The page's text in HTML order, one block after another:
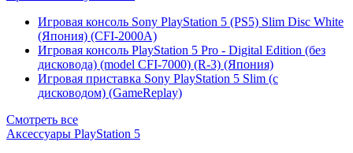
Игровая консоль Sony PlayStation 5 (PS5) Slim Disc White
(Япония) (CFI-2000A)
Игровая консоль PlayStation 5 Pro - Digital Edition (без
дисковода) (model CFI-7000) (R-3) (Япония)
Игровая приставка Sony PlayStation 5 Slim (с
дисководом) (GameReplay)
Смотреть все
Аксессуары PlayStation 5